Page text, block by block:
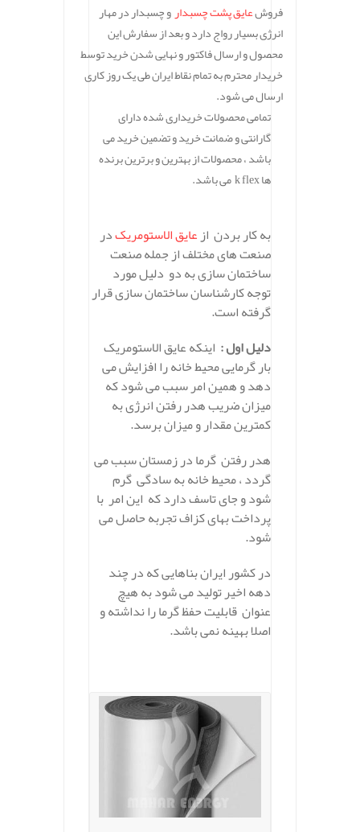
فروشعایق پشت چسبدارو چسبدار در مهار
انرژی بسیار رواج دارد و بعد از سفارش این
محصول و ارسال فاکتور و نهایی شدن خرید توسط
خریدار محترم به تمام نقاط ایران طی یک روز کاری
ارسال می شود.
تمامی محصولات خریداری شده دارای
گارانتی و ضمانت خرید و تضمین خرید می
باشد ، محصولات از بهترین و برترین برنده
ها k flex می باشد.
به کار بردن ازعایق الاستومریکدر
صنعت های مختلف از جمله صنعت
ساختمان سازی به دو دلیل مورد
توجه کارشناسان ساختمان سازی قرار
گرفته است.
دلیل اول : اینکه عایق الاستومریک
بار گرمایی محیط خانه را افزایش می
دهد و همین امر سبب می شود که
میزان ضریب هدر رفتن انرژی به
کمترین مقدار و میزان برسد.
هدر رفتن گرما در زمستان سبب می
گردد ، محیط خانه به سادگی گرم
شود و جای تاسف دارد که این امر با
پرداخت بهای کزاف تجربه حاصل می
شود.
در کشور ایران بناهایی که در چند
دهه اخیر تولید می شود به هیچ
عنوان قابلیت حفظ گرما را نداشته و
اصلا بهینه نمی باشد.